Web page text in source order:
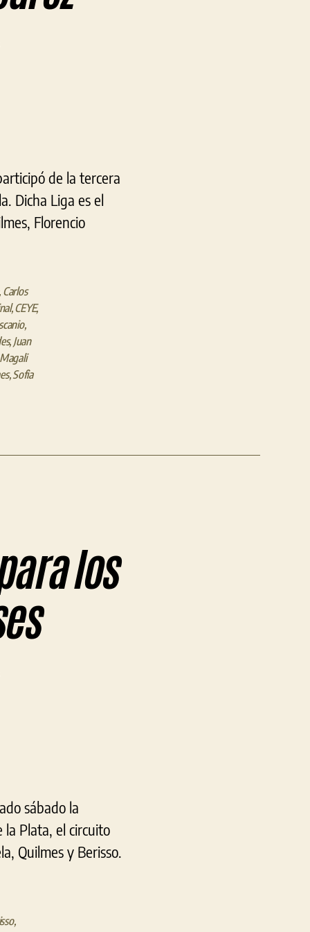
la
de la tercera
Dicha Liga es el
Florencio
Carlos
,CEYE,
,
, Juan
Magali
,Sofia
los
sábado la
la Plata, el circuito
Quilmes y Berisso.
,